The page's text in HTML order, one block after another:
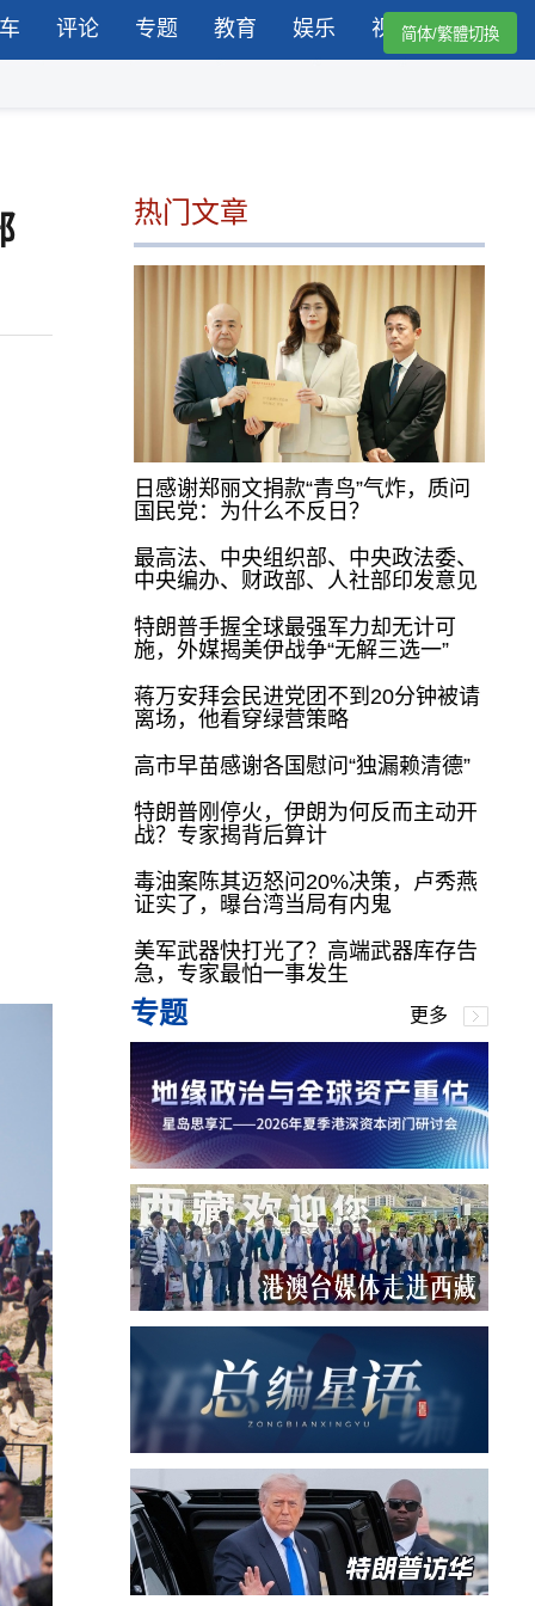
评论 专题 教育 娱乐 视频简体/繁體切換
热门文章
日感谢郑丽文捐款“青鸟”气炸，质问
国民党：为什么不反日？
最高法、中央组织部、中央政法委、
中央编办、财政部、人社部印发意见
特朗普手握全球最强军力却无计可
施，外媒揭美伊战争“无解三选一”
蒋万安拜会民进党团不到20分钟被请
离场，他看穿绿营策略
高市早苗感谢各国慰问“独漏赖清德”
特朗普刚停火，伊朗为何反而主动开
战？专家揭背后算计
毒油案陈其迈怒问20%决策，卢秀燕
证实了，曝台湾当局有内鬼
美军武器快打光了？高端武器库存告
急，专家最怕一事发生
专题 更多